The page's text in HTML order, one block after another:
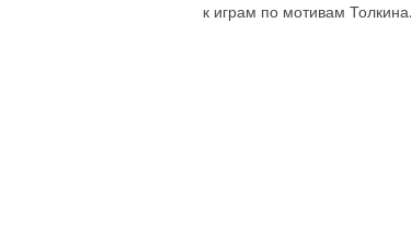
к играм по мотивам Толкина.